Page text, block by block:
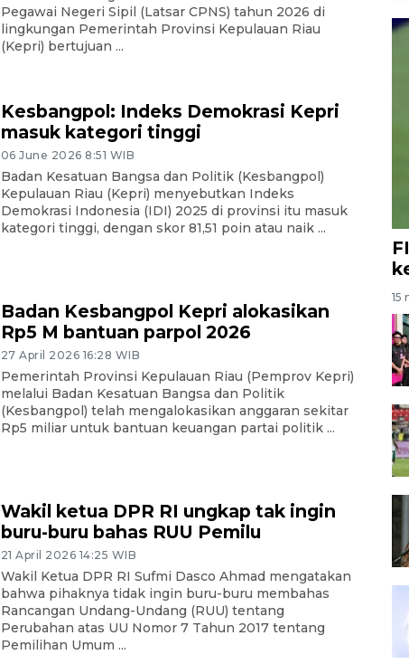
Pegawai Negeri Sipil (Latsar CPNS) tahun 2026 di
lingkungan Pemerintah Provinsi Kepulauan Riau
(Kepri) bertujuan ...
Kesbangpol: Indeks Demokrasi Kepri
masuk kategori tinggi
06 June 2026 8:51 WIB
Badan Kesatuan Bangsa dan Politik (Kesbangpol)
Kepulauan Riau (Kepri) menyebutkan Indeks
Demokrasi Indonesia (IDI) 2025 di provinsi itu masuk
kategori tinggi, dengan skor 81,51 poin atau naik ...
Badan Kesbangpol Kepri alokasikan
Rp5 M bantuan parpol 2026
27 April 2026 16:28 WIB
Pemerintah Provinsi Kepulauan Riau (Pemprov Kepri)
melalui Badan Kesatuan Bangsa dan Politik
(Kesbangpol) telah mengalokasikan anggaran sekitar
Rp5 miliar untuk bantuan keuangan partai politik ...
Wakil ketua DPR RI ungkap tak ingin
buru-buru bahas RUU Pemilu
21 April 2026 14:25 WIB
Wakil Ketua DPR RI Sufmi Dasco Ahmad mengatakan
bahwa pihaknya tidak ingin buru-buru membahas
Rancangan Undang-Undang (RUU) tentang
Perubahan atas UU Nomor 7 Tahun 2017 tentang
Pemilihan Umum ...
15